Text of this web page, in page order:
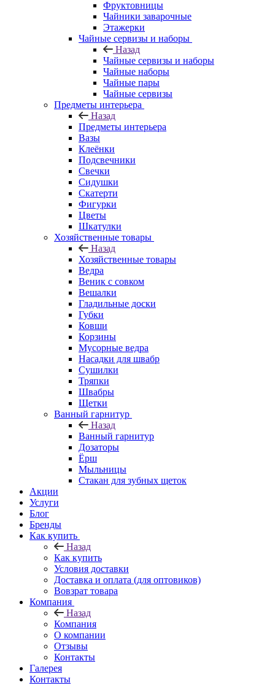
Фруктовницы
Чайники заварочные
Этажерки
Чайные сервизы и наборы
Назад
Чайные сервизы и наборы
Чайные наборы
Чайные пары
Чайные сервизы
Предметы интерьера
Назад
Предметы интерьера
Вазы
Клеёнки
Подсвечники
Свечки
Сидушки
Скатерти
Фигурки
Цветы
Шкатулки
Хозяйственные товары
Назад
Хозяйственные товары
Ведра
Веник с совком
Вешалки
Гладильные доски
Губки
Ковши
Корзины
Мусорные ведра
Насадки для швабр
Сушилки
Тряпки
Швабры
Щетки
Ванный гарнитур
Назад
Ванный гарнитур
Дозаторы
Ёрш
Мыльницы
Стакан для зубных щеток
Акции
Услуги
Блог
Бренды
Как купить
Назад
Как купить
Условия доставки
Доставка и оплата (для оптовиков)
Вовзрат товара
Компания
Назад
Компания
О компании
Отзывы
Контакты
Галерея
Контакты